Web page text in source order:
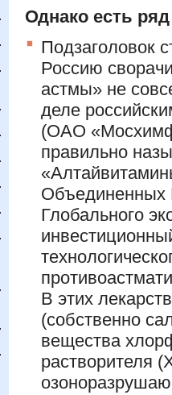
Однако есть
Подзаголовок
Россию
астмы» не
деле
(ОАО
правильно
Объединенных
Глобального
В этих
(собственно
вещества
растворителя (